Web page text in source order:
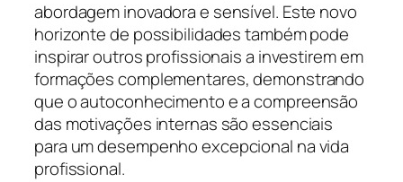
abordagem inovadora e sensível. Este novo
horizonte de possibilidades também pode
inspirar outros profissionais a investirem em
formações complementares, demonstrando
que o autoconhecimento e a compreensão
das motivações internas são essenciais
para um desempenho excepcional na vida
profissional.